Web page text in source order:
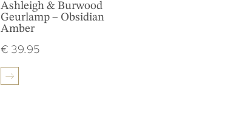
Ashleigh & Burwood
Geurlamp – Obsidian
Amber
€ 39.95